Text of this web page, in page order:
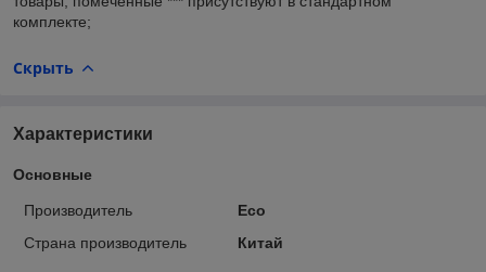
комплекте;
Скрыть
Характеристики
Основные
Производитель
Eco
Страна производитель
Китай